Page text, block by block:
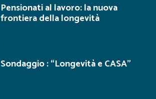
Pensionati al lavoro: la nuova
frontiera della longevità
Sondaggio : “Longevità e CASA”